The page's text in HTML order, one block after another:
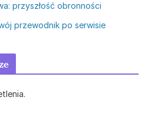
przyszłość obronności
przewodnik po serwisie